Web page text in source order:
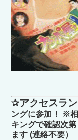
✰アクセスラ
ングに参加！ ※
キングで確認次
ます (連絡不要）